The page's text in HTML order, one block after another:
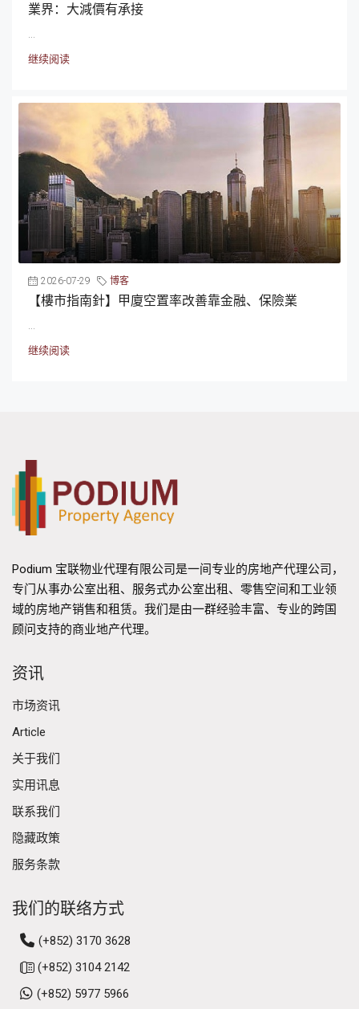
業界：大減價有承接
继续阅读
2026-07-29 博客
【樓市指南針】甲廈空置率改善靠金融、保險業
继续阅读
Podium 宝联物业代理有限公司是一间专业的房地产代理公司，
专门从事办公室出租、服务式办公室出租、零售空间和工业领
域的房地产销售和租赁。我们是由一群经验丰富、专业的跨国
顾问支持的商业地产代理。
资讯
市场资讯
Article
关于我们
实用讯息
联系我们
隐藏政策
服务条款
我们的联络方式
(+852) 3170 3628
(+852) 3104 2142
(+852) 5977 5966